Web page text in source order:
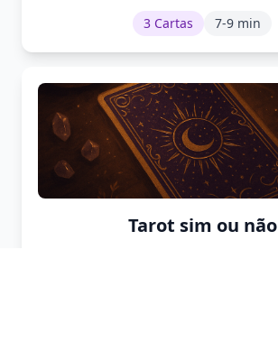
3 Cartas 7-9 min
Tarot sim ou não